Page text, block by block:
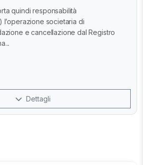
quindi responsabilità
l’operazione societaria di
e cancellazione dal Registro
Dettagli